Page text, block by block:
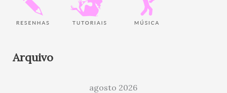
Arquivo
agosto 2026